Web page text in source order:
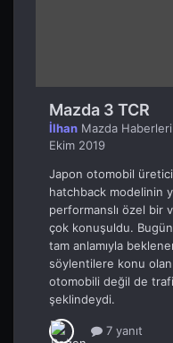
Mazda 3 TCR
İlhan Mazda Haberleri
Ekim 2019
Japon otomobil
hatchback modelinin
performanslı özel bir
çok konuşuldu.
tam anlamıyla
söylentilere konu olan
otomobili değil de
şeklindeydi.
7 yanıt